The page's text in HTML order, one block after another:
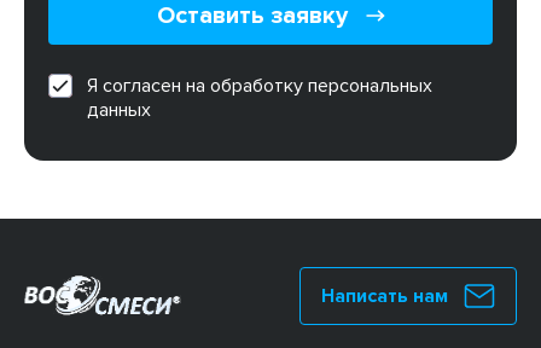
Оставить заявку
Я согласен на обработку персональных
данных
Написать нам